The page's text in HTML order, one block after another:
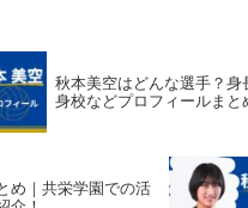
秋本美空はどんな選手？身
身校などプロフィールまと
め｜共栄学園での活